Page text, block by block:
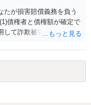
たが損害賠償義務を負う
債権者と債権額が確定で
して詐欺被害等に遭った
実態解明のため管財事件
という問題 (3)仮に債権者
起因する損害賠償請求権
う問題（口座売買は犯罪